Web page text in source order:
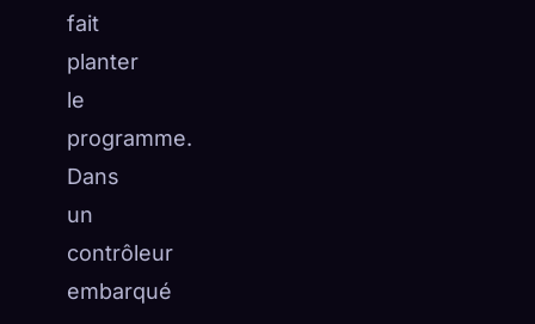
fait
planter
le
programme.
Dans
un
contrôleur
embarqué